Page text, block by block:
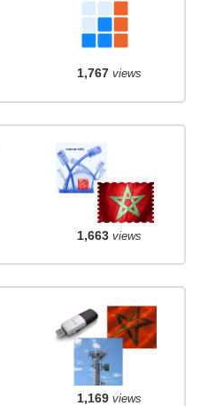
1,767views
1,663views
1,169views